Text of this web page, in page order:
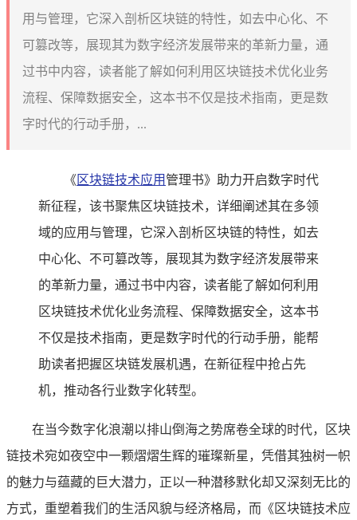
用与管理，它深入剖析区块链的特性，如去中心化、不
可篡改等，展现其为数字经济发展带来的革新力量，通
过书中内容，读者能了解如何利用区块链技术优化业务
流程、保障数据安全，这本书不仅是技术指南，更是数
字时代的行动手册，...
《 区块链技术应用 管理书》助力开启数字时代
新征程，该书聚焦区块链技术，详细阐述其在多领
域的应用与管理，它深入剖析区块链的特性，如去
中心化、不可篡改等，展现其为数字经济发展带来
的革新力量，通过书中内容，读者能了解如何利用
区块链技术优化业务流程、保障数据安全，这本书
不仅是技术指南，更是数字时代的行动手册，能帮
助读者把握区块链发展机遇，在新征程中抢占先
机，推动各行业数字化转型。
在当今数字化浪潮以排山倒海之势席卷全球的时代，区块
链技术宛如夜空中一颗熠熠生辉的璀璨新星，凭借其独树一帜
的魅力与蕴藏的巨大潜力，正以一种潜移默化却又深刻无比的
方式，重塑着我们的生活风貌与经济格局，而《区块链技术应